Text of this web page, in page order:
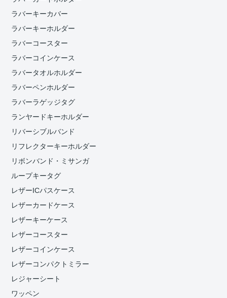
ラバーキーカバー
ラバーキーホルダー
ラバーコースター
ラバーコインケース
ラバータオルホルダー
ラバーペンホルダー
ラバーラゲッジタグ
ランヤードキーホルダー
リバーシブルバンド
リフレクターキーホルダー
リボンバンド・ミサンガ
ループキータグ
レザーICパスケース
レザーカードケース
レザーキーケース
レザーコースター
レザーコインケース
レザーコンパクトミラー
レジャーシート
ワッペン